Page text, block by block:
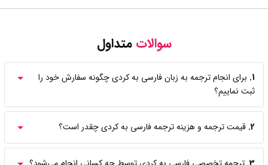
سوالاتمتداول
1. برای انجام ترجمه به زبان فارسی به کردی چگونه سفارش خود را
ثبت نماییم؟
2. قیمت ترجمه و هزینه ترجمه فارسی به کردی چقدر است؟